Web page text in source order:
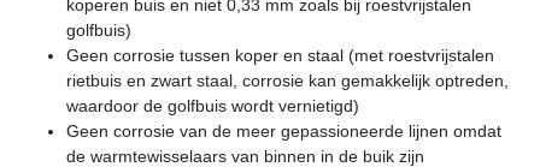
koperen buis en niet 0,33 mm zoals bij roestvrijstalen
golfbuis)
Geen corrosie tussen koper en staal (met roestvrijstalen
rietbuis en zwart staal, corrosie kan gemakkelijk optreden,
waardoor de golfbuis wordt vernietigd)
Geen corrosie van de meer gepassioneerde lijnen omdat
de warmtewisselaars van binnen in de buik zijn